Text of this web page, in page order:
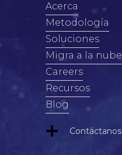
Acerca
Metodología
Soluciones
Migra a la
Careers
Recursos
Blog
Contáctanos